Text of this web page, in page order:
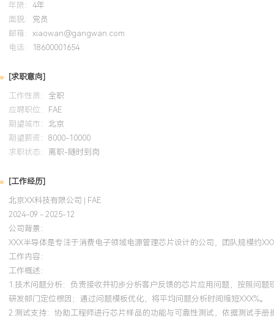
年限： 4年
面貌： 党员
邮箱： xiaowan@gangwan.com
电话：
18600001654
[求职意向]
工作性质： 全职
应聘职位：
FAE
期望城市： 北京
期望薪资： 8000-10000
求职状态： 离职-随时到岗
[工作经历]
北京XX科技有限公司 | FAE
2024-09 - 2025-12
公司背景：
XXX半导体是专注于消费电子领域电源管理芯片设计的公司，团队规模约
工作内容：
工作概述：
1.技术问题分析：负责接收并初步分析客户反馈的芯片应用问题，按照问
研发部门定位根因；通过问题模板优化，将平均问题分析时间缩短XXX%。
2.测试支持：协助工程师进行芯片样品的功能与可靠性测试，依据测试手